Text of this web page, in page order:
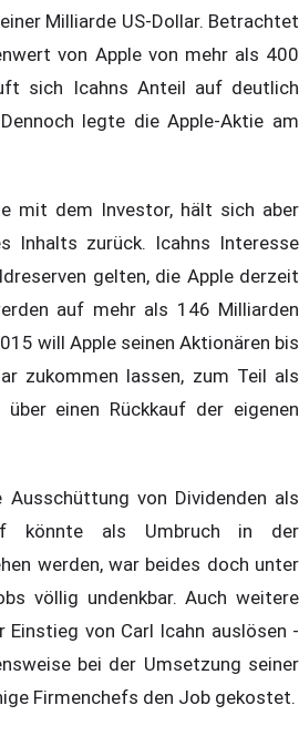
Milliarde US-Dollar. Betrachtet
von Apple von mehr als 400
sich Icahns Anteil auf deutlich
legte die Apple-Aktie am
mit dem Investor, hält sich aber
Inhalts zurück. Icahns Interesse
gelten, die Apple derzeit
auf mehr als 146 Milliarden
will Apple seinen Aktionären bis
zukommen lassen, zum Teil als
einen Rückkauf der eigenen
von Dividenden als
könnte als Umbruch in der
werden, war beides doch unter
völlig undenkbar. Auch weitere
Einstieg von Carl Icahn auslösen -
bei der Umsetzung seiner
Firmenchefs den Job gekostet.